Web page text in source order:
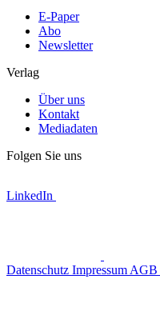
E-Paper
Abo
Newsletter
Verlag
Über uns
Kontakt
Mediadaten
Folgen Sie uns
LinkedIn
Datenschutz Impressum AGB